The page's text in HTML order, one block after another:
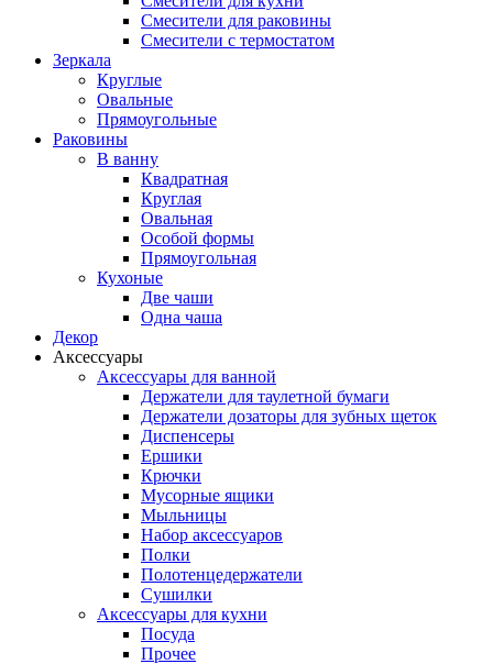
Смесители для раковины
Смесители с термостатом
Зеркала
Круглые
Овальные
Прямоугольные
Раковины
В ванну
Квадратная
Круглая
Овальная
Особой формы
Прямоугольная
Кухоные
Две чаши
Одна чаша
Декор
Аксессуары
Аксессуары для ванной
Держатели для таулетной бумаги
Держатели дозаторы для зубных щеток
Диспенсеры
Ершики
Крючки
Мусорные ящики
Мыльницы
Набор аксессуаров
Полки
Полотенцедержатели
Сушилки
Аксессуары для кухни
Посуда
Прочее